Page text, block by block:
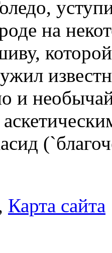
на
и
Карта сайта